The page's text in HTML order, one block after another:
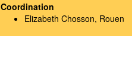
Coordination
Elizabeth Chosson, Rouen